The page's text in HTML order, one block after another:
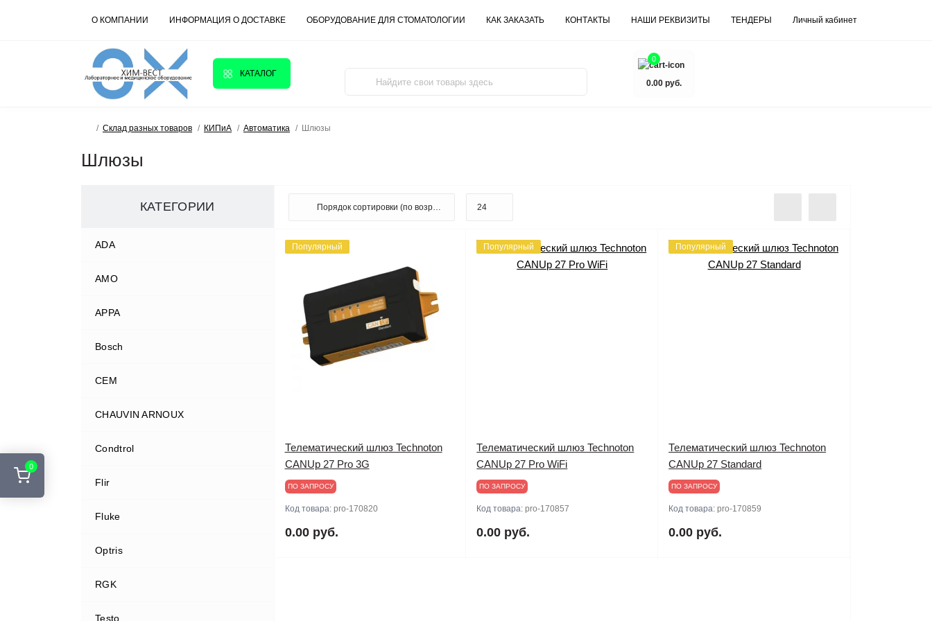
0
О КОМПАНИИ ИНФОРМАЦИЯ О ДОСТАВКЕ ОБОРУДОВАНИЕ ДЛЯ СТОМАТОЛОГИИ КАК ЗАКАЗАТЬ КОНТАКТЫ НАШИ РЕКВИЗИТЫ ТЕНДЕРЫ Личный кабинет
КАТАЛОГ
0
0.00 руб.
Склад разных товаров КИПиА Автоматика Шлюзы
Шлюзы
КАТЕГОРИИ
ADA
AMO
APPA
Bosch
CEM
CHAUVIN ARNOUX
Condtrol
Flir
Fluke
Optris
RGK
Testo
Популярный
Телематический шлюз Technoton
CANUp 27 Pro 3G
ПО ЗАПРОСУ
Код товара: pro-170820
0.00 руб.
Популярный
Телематический шлюз Technoton
CANUp 27 Pro WiFi
ПО ЗАПРОСУ
Код товара:pro-170857
0.00 руб.
Популярный
Телематический шлюз Technoton
CANUp 27 Standard
ПО ЗАПРОСУ
Код товара:pro-170859
0.00 руб.